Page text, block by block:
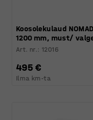
Koosolekulaud
1200 mm, must/
Art. nr.:12016
495 €
Ilma km-ta